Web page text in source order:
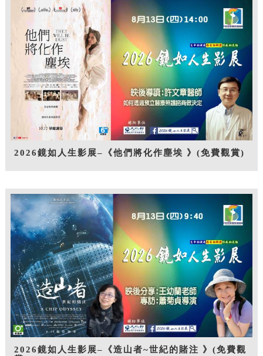
2026鏡如人生影展–《他們將化作塵埃 》(免費觀賞)
2026鏡如人生影展–《造山者~世紀的賭注 》(免費觀